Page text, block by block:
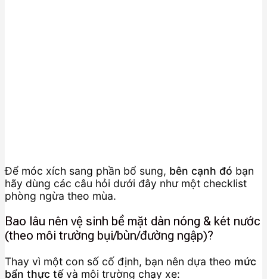
Để móc xích sang phần bổ sung, bên cạnh đó bạn
hãy dùng các câu hỏi dưới đây như một checklist
phòng ngừa theo mùa.
Bao lâu nên vệ sinh bề mặt dàn nóng & két nước
(theo môi trường bụi/bùn/đường ngập)?
Thay vì một con số cố định, bạn nên dựa theo mức
bẩn thực tếvà môi trường chạy xe: